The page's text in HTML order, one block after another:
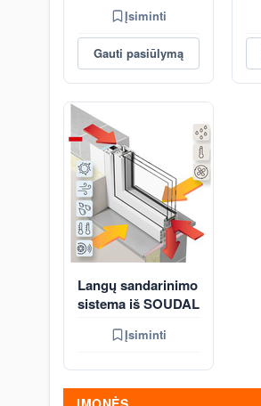
Įsiminti
Gauti pasiūlymą
Langų sandarinimo
sistema iš SOUDAL
Įsiminti